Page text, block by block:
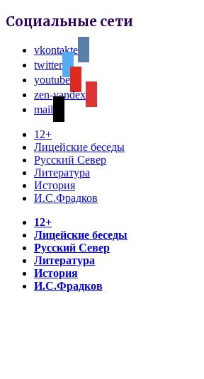
Социальные сети
vkontakte
twitter
youtube
zen-yandex
mail
12+
Лицейские беседы
Русский Север
Литература
История
И.С.Фрадков
12+
Лицейские беседы
Русский Север
Литература
История
И.С.Фрадков